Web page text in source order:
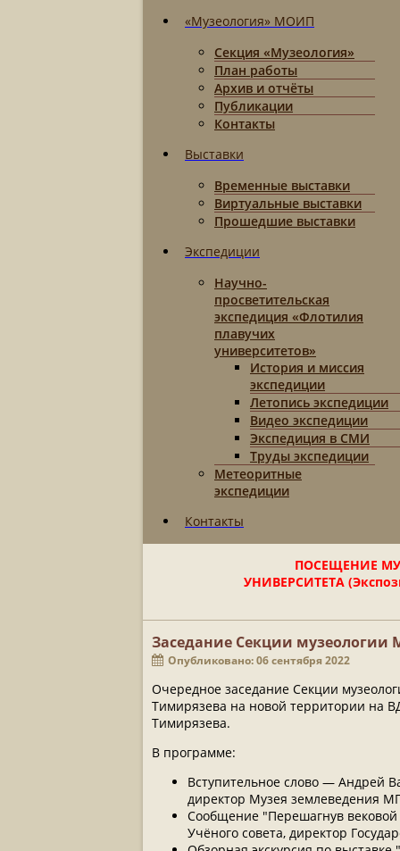
«Музеология» МОИП
Секция «Музеология»
План работы
Архив и отчёты
Публикации
Контакты
Выставки
Временные выставки
Виртуальные выставки
Прошедшие выставки
Экспедиции
Научно-
просветительская
экспедиция «Флотилия
плавучих
университетов»
История и миссия
экспедиции
Летопись экспедиции
Видео экспедиции
Экспедиция в СМИ
Труды экспедиции
Метеоритные
экспедиции
Контакты
ПОСЕЩЕНИЕ
УНИВЕРСИТЕТА
Заседание Секции
Опубликовано: 06 сентября 2022
Очередное заседание Секции
Тимирязева на новой территории на
Тимирязева.
В программе:
Вступительное слово — Андрей
директор Музея землеведения
Сообщение "Перешагнув вековой
Учёного совета, директор